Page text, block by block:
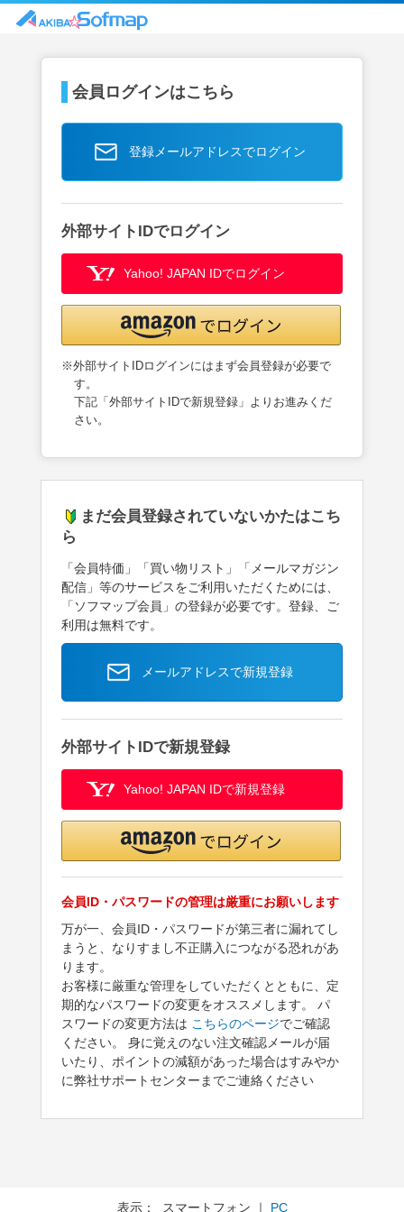
会員ログインはこちら
登録メールアドレスでログイン
外部サイトIDでログイン
Yahoo! JAPAN IDでログイン
※外部サイトIDログインにはまず会員登録が必要で
す。
下記「外部サイトIDで新規登録」よりお進みくだ
さい。
まだ会員登録されていないかたはこち
ら
「会員特価」「買い物リスト」「メールマガジン
配信」等のサービスをご利用いただくためには、
「ソフマップ会員」の登録が必要です。登録、ご
利用は無料です。
メールアドレスで新規登録
外部サイトIDで新規登録
Yahoo! JAPAN IDで新規登録
会員ID・パスワードの管理は厳重にお願いします
万が一、会員ID・パスワードが第三者に漏れてし
まうと、なりすまし不正購入につながる恐れがあ
ります。
お客様に厳重な管理をしていただくとともに、定
期的なパスワードの変更をオススメします。 パ
スワードの変更方法は こちらのページでご確認
ください。 身に覚えのない注文確認メールが届
いたり、ポイントの減額があった場合はすみやか
に弊社サポートセンターまでご連絡ください
表示： スマートフォン ｜ PC